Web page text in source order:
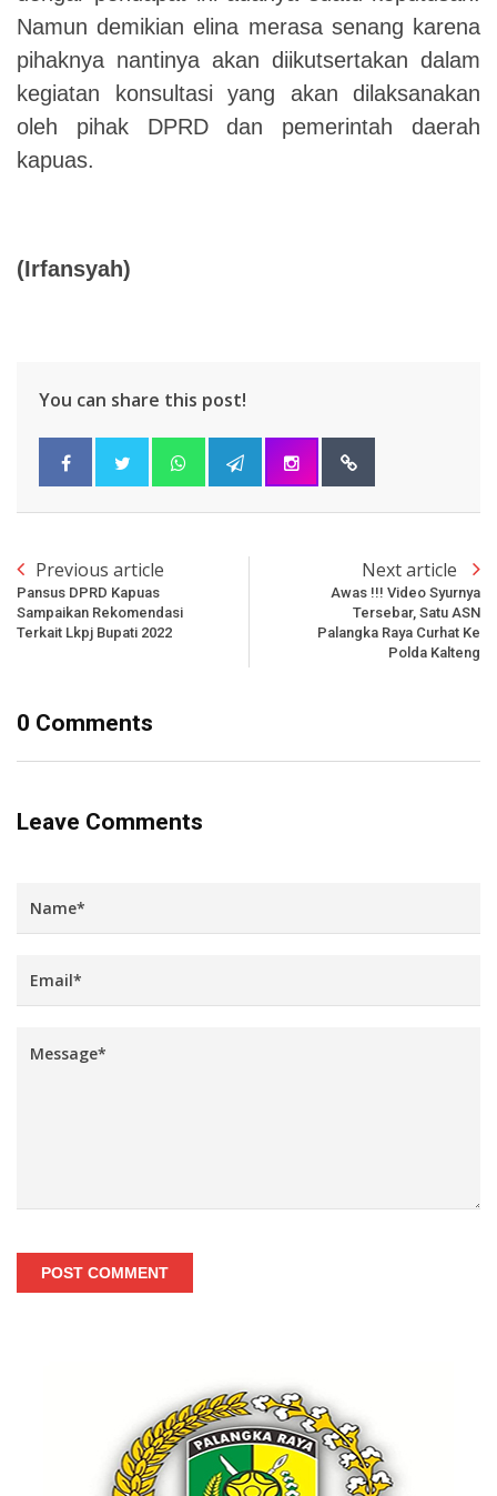
Namun demikian elina merasa senang karena
pihaknya nantinya akan diikutsertakan dalam
kegiatan konsultasi yang akan dilaksanakan
oleh pihak DPRD dan pemerintah daerah
kapuas.
(Irfansyah)
You can share this post!
Previous article
Pansus DPRD Kapuas
Sampaikan Rekomendasi
Terkait Lkpj Bupati 2022
Next article
Awas !!! Video Syurnya
Tersebar, Satu ASN
Palangka Raya Curhat Ke
Polda Kalteng
0 Comments
Leave Comments
POST COMMENT